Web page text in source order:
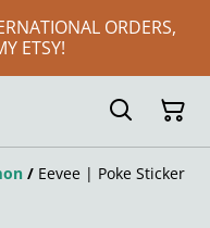
ORDERS,
ETSY!
/ Eevee | Poke Sticker